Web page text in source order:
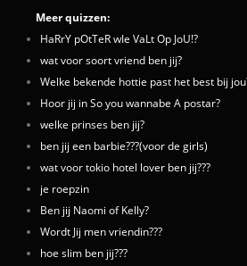
Meer quizzen:
HaRrY pOtTeR wIe VaLt Op JoU!?
wat voor soort vriend ben jij?
Welke bekende hottie past het best bij
Hoor jij in So you wannabe A postar?
welke prinses ben jij?
ben jij een barbie???(voor de girls)
wat voor tokio hotel lover ben jij???
je roepzin
Ben jij Naomi of Kelly?
Wordt Jij men vriendin???
hoe slim ben jij???